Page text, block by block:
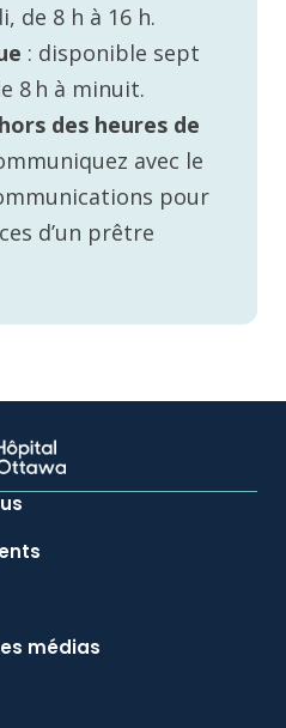
de 8 h à 16 h.
: disponible sept
8 h à minuit.
des heures de
avec le
pour
d’un prêtre
médias